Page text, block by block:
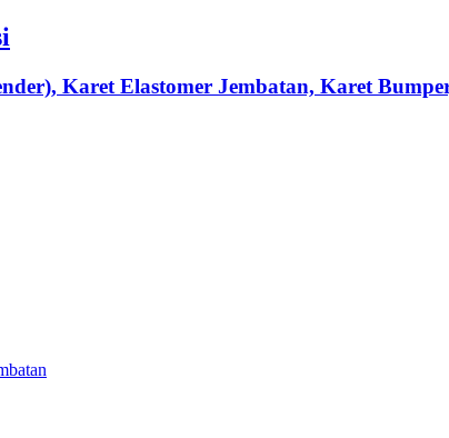
Karet Elastomer Jembatan, Karet